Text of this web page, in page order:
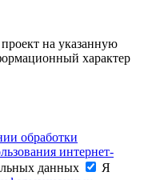
на указанную
характер
обработки
интернет-
данных
Я